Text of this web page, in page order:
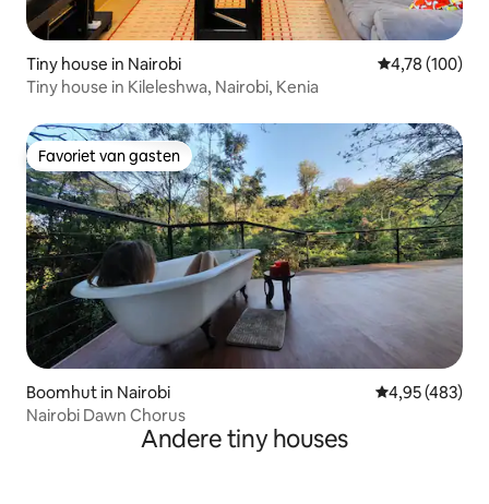
Tiny house in Nairobi Gemiddelde
4,78 (100)
Tiny house in Kileleshwa, Nairobi, Kenia
Favoriet van gasten
Favoriet van gasten
Boomhut in Nairobi Gemiddelde
4,95 (483)
Nairobi Dawn Chorus
Andere tiny houses